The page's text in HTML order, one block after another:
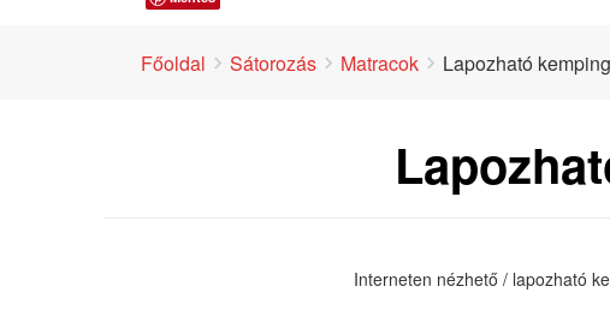
Főoldal Sátorozás Matracok Lapozható
Interneten nézhető / lapozható